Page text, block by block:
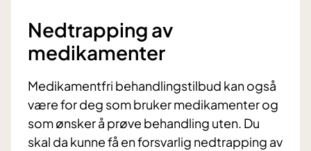
Nedtrapping av
medikamenter
Medikamentfri behandlingstilbud kan også
være for deg som bruker medikamenter og
som ønsker å prøve behandling uten. Du
skal da kunne få en forsvarlig nedtrapping av